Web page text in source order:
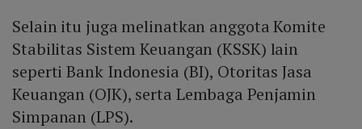
Selain itu juga melinatkan anggota Komite
Stabilitas Sistem Keuangan (KSSK) lain
seperti Bank Indonesia (BI), Otoritas Jasa
Keuangan (OJK), serta Lembaga Penjamin
Simpanan (LPS).